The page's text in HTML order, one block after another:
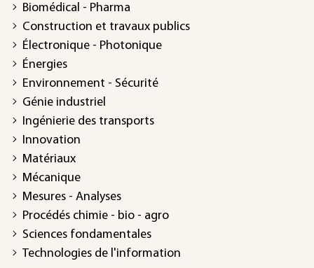
Biomédical - Pharma
Construction et travaux publics
Électronique - Photonique
Énergies
Environnement - Sécurité
Génie industriel
Ingénierie des transports
Innovation
Matériaux
Mécanique
Mesures - Analyses
Procédés chimie - bio - agro
Sciences fondamentales
Technologies de l'information